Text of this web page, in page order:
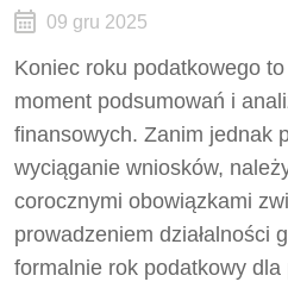
09 gru 2025
Koniec roku podatkowego
moment podsumowań i
finansowych. Zanim jednak
wyciąganie wniosków,
corocznymi obowiązkami
prowadzeniem działalności
formalnie rok podatkowy dla